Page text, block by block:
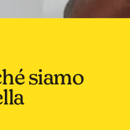
siamo